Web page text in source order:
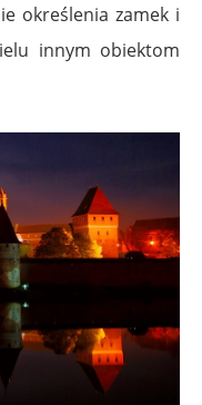
określenia zamek i
innym obiektom